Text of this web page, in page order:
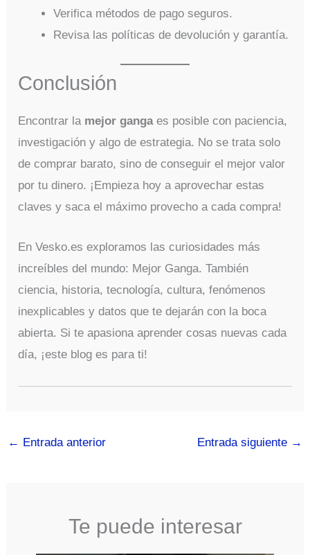
Verifica métodos de pago seguros.
Revisa las políticas de devolución y garantía.
Conclusión
Encontrar la mejor gangaes posible con paciencia,
investigación y algo de estrategia. No se trata solo
de comprar barato, sino de conseguir el mejor valor
por tu dinero. ¡Empieza hoy a aprovechar estas
claves y saca el máximo provecho a cada compra!
En Vesko.es exploramos las curiosidades más
increíbles del mundo: Mejor Ganga. También
ciencia, historia, tecnología, cultura, fenómenos
inexplicables y datos que te dejarán con la boca
abierta. Si te apasiona aprender cosas nuevas cada
día, ¡este blog es para ti!
← Entrada anterior Entrada siguiente →
Te puede interesar